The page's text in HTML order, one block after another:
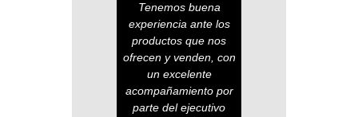
Tenemos buena
experiencia ante los
productos que nos
ofrecen y venden, con
un excelente
acompañamiento por
parte del ejecutivo